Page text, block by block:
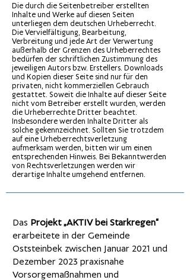
Die durch die Seitenbetreiber erstellten
Inhalte und Werke auf diesen Seiten
unterliegen dem deutschen Urheberrecht.
Die Vervielfältigung, Bearbeitung,
Verbreitung und jede Art der Verwertung
außerhalb der Grenzen des Urheberrechtes
bedürfen der schriftlichen Zustimmung des
jeweiligen Autors bzw. Erstellers. Downloads
und Kopien dieser Seite sind nur für den
privaten, nicht kommerziellen Gebrauch
gestattet. Soweit die Inhalte auf dieser Seite
nicht vom Betreiber erstellt wurden, werden
die Urheberrechte Dritter beachtet.
Insbesondere werden Inhalte Dritter als
solche gekennzeichnet. Sollten Sie trotzdem
auf eine Urheberrechtsverletzung
aufmerksam werden, bitten wir um einen
entsprechenden Hinweis. Bei Bekanntwerden
von Rechtsverletzungen werden wir
derartige Inhalte umgehend entfernen.
Das Projekt „AKTIV bei Starkregen“
erarbeitete in der Gemeinde
Oststeinbek zwischen Januar 2021 und
Dezember 2023 praxisnahe
Vorsorgemaßnahmen und